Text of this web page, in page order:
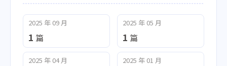
2025 年 09 月
1 篇
2025 年 05 月
1 篇
2025 年 04 月 2025 年 01 月